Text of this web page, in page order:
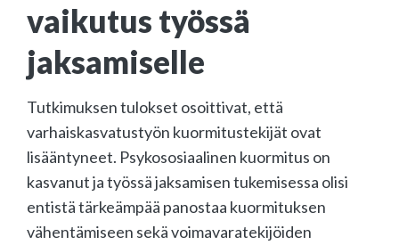
vaikutus työssä
jaksamiselle
Tutkimuksen tulokset osoittivat, että
varhaiskasvatustyön kuormitustekijät ovat
lisääntyneet. Psykososiaalinen kuormitus on
kasvanut ja työssä jaksamisen tukemisessa olisi
entistä tärkeämpää panostaa kuormituksen
vähentämiseen sekä voimavaratekijöiden